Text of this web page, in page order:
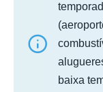
baixa